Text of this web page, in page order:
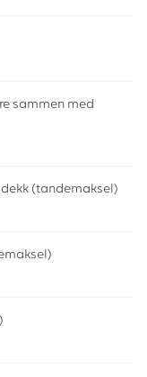
sammen med
(tandemaksel)